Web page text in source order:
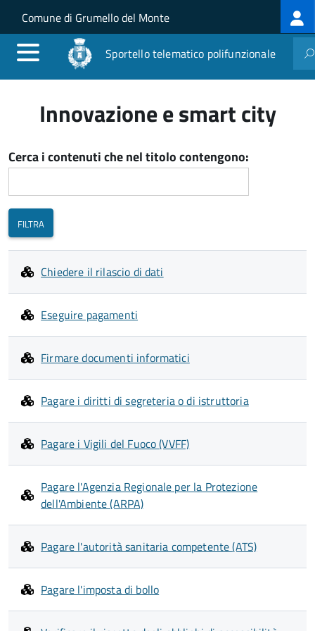
Salta al contenuto principale
Skip to site navigation
Comune di Grumello del Monte
Sportello telematico polifunzionale
Innovazione e smart city
Cerca i contenuti che nel titolo contengono:
Chiedere il rilascio di dati
Eseguire pagamenti
Firmare documenti informatici
Pagare i diritti di segreteria o di istruttoria
Pagare i Vigili del Fuoco (VVFF)
Pagare l'Agenzia Regionale per la Protezione
dell'Ambiente (ARPA)
Pagare l'autorità sanitaria competente (ATS)
Pagare l'imposta di bollo